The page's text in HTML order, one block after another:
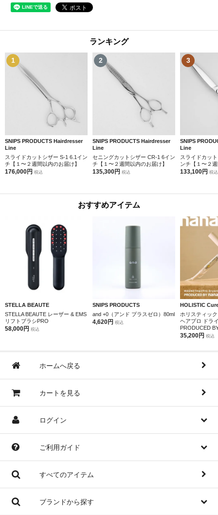
ランキング
1
SNIPS PRODUCTS Hairdresser
Line
スライドカットシザー S-1 6.1イン
チ【１〜２週間以内のお届け】
176,000円 税込
2
SNIPS PRODUCTS Hairdresser
Line
セニングカットシザー CR-1 6イン
チ【１〜２週間以内のお届け】
135,300円 税込
3
SNIPS
Line
スライドカッ
ンチ【１〜２
133,100円 税込
おすすめアイテム
STELLA BEAUTE
STELLA BEAUTE レーザー & EMS
リフトブラシPRO
58,000円 税込
SNIPS PRODUCTS
and +0（アンド プラスゼロ）80ml
4,620円 税込
HOLISTIC
ホリスティッ
ヘアプロ ドラ
PRODUCED
35,200円 税込
ホームへ戻る
カートを見る
ログイン
ご利用ガイド
すべてのアイテム
ブランドから探す